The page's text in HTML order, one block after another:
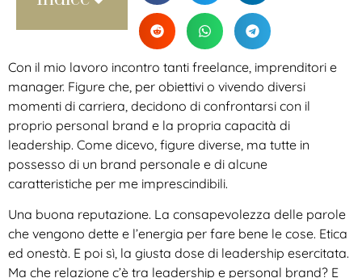
Con il mio lavoro incontro tanti freelance, imprenditori e
manager. Figure che, per obiettivi o vivendo diversi
momenti di carriera, decidono di confrontarsi con il
proprio personal brand e la propria capacità di
leadership. Come dicevo, figure diverse, ma tutte in
possesso di un brand personale e di alcune
caratteristiche per me imprescindibili.
Una buona reputazione. La consapevolezza delle parole
che vengono dette e l’energia per fare bene le cose. Etica
ed onestà. E poi sì, la giusta dose di leadership esercitata.
Ma che relazione c’è tra leadership e personal brand? E